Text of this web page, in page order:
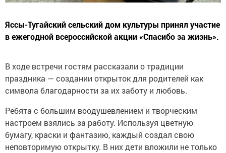
Яссы-Тугайский сельский дом культуры принял участие
в ежегодной всероссийской акции «Спасибо за жизнь».
В ходе встречи гостям рассказали о традиции
праздника — создании открыток для родителей как
символа благодарности за их заботу и любовь.
Ребята с большим воодушевлением и творческим
настроем взялись за работу. Используя цветную
бумагу, краски и фантазию, каждый создал свою
неповторимую открытку. В них дети вложили не только